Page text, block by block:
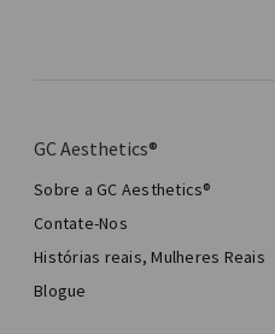
GC Aesthetics®
Sobre a GC Aesthetics®
Contate-Nos
Histórias reais, Mulheres Reais
Blogue